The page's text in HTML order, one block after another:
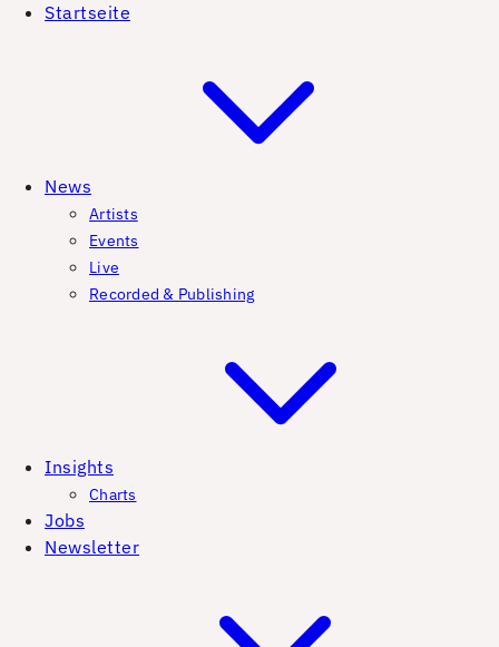
Startseite
News
Artists
Events
Live
Recorded & Publishing
Insights
Charts
Jobs
Newsletter